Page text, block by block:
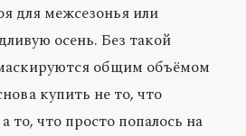
для межсезонья или
осень. Без такой
общим объёмом
купить не то, что
то, что просто попалось на